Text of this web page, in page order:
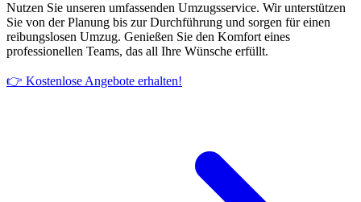
Nutzen Sie unseren umfassenden Umzugsservice. Wir unterstützen
Sie von der Planung bis zur Durchführung und sorgen für einen
reibungslosen Umzug. Genießen Sie den Komfort eines
professionellen Teams, das all Ihre Wünsche erfüllt.
👉 Kostenlose Angebote erhalten!